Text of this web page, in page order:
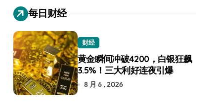
每日财经
财经
黄金瞬间冲破4200，白银狂飙
3.5%！三大利好连夜引爆
8 月 6 , 2026